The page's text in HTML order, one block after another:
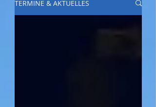
TERMINE & AKTUELLES